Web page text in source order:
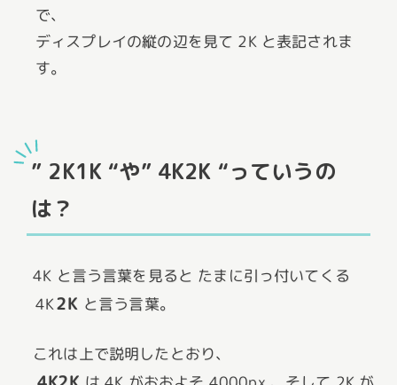
で、
ディスプレイの縦の辺を見て 2K と表記されま
す。
” 2K1K “や” 4K2K “っていうの
は？
4K と言う言葉を見ると たまに引っ付いてくる
4K2K と言う言葉。
これは上で説明したとおり、